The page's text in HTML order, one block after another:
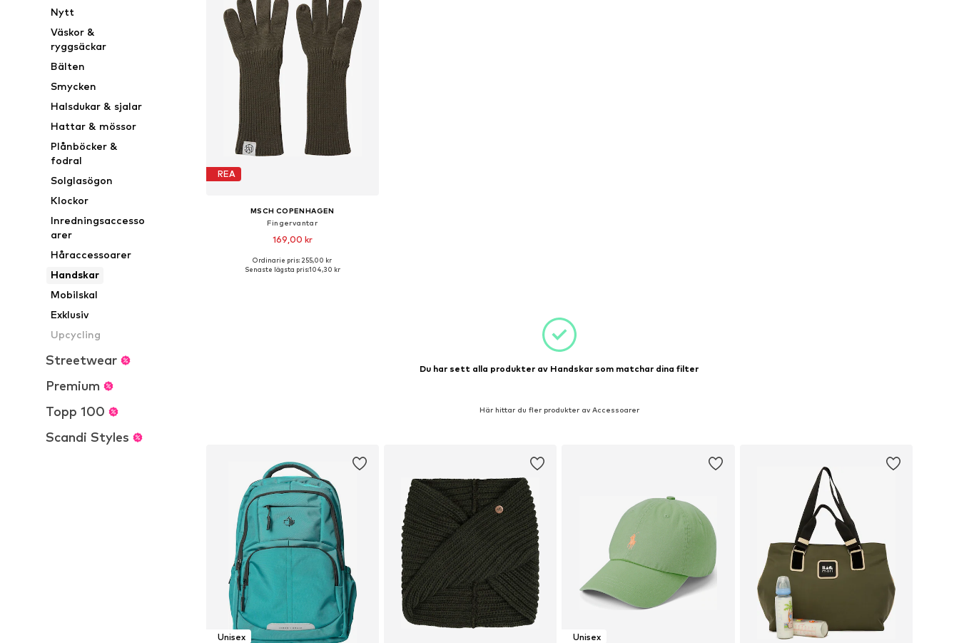
Nytt
Väskor &
ryggsäckar
Bälten
Smycken
Halsdukar & sjalar
Hattar & mössor
Plånböcker &
fodral
Solglasögon
Klockor
Inredningsaccesso
arer
Håraccessoarer
Handskar
Mobilskal
Exklusiv
Upcycling
Streetwear
Premium
Topp 100
Scandi Styles
REA
MSCH COPENHAGEN
Fingervantar
169,00 kr
Tillgängliga storlekar: XS-XL
Ordinarie pris: 255,00 kr
Senaste lägsta pris:104,30 kr
Du har sett alla produkter av Handskar som matchar dina filter
Här hittar du fler produkter av Accessoarer
Unisex
Unisex